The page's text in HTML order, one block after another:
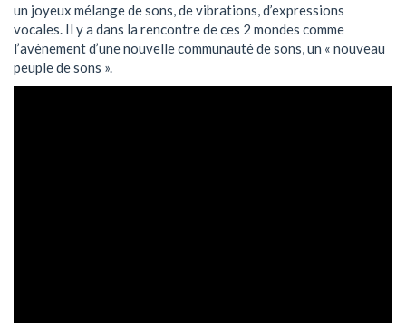
un joyeux mélange de sons, de vibrations, d’expressions
vocales. Il y a dans la rencontre de ces 2 mondes comme
l’avènement d’une nouvelle communauté de sons, un « nouveau
peuple de sons ».